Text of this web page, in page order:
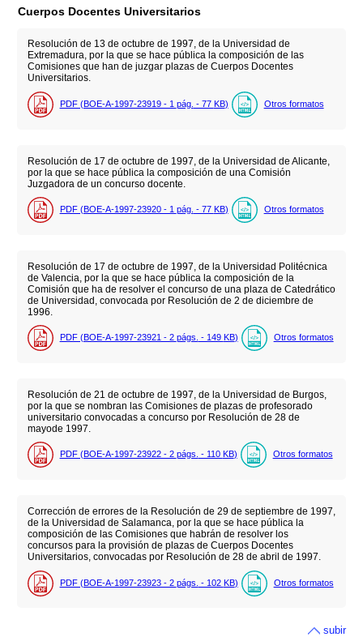
Cuerpos Docentes Universitarios
Resolución de 13 de octubre de 1997, de la Universidad de
Extremadura, por la que se hace pública la composición de las
Comisiones que han de juzgar plazas de Cuerpos Docentes
Universitarios.
PDF (BOE-A-1997-23919 - 1 pág. - 77 KB) Otros formatos
Resolución de 17 de octubre de 1997, de la Universidad de Alicante,
por la que se hace pública la composición de una Comisión
Juzgadora de un concurso docente.
PDF (BOE-A-1997-23920 - 1 pág. - 77 KB) Otros formatos
Resolución de 17 de octubre de 1997, de la Universidad Politécnica
de Valencia, por la que se hace pública la composición de la
Comisión que ha de resolver el concurso de una plaza de Catedrático
de Universidad, convocada por Resolución de 2 de diciembre de
1996.
PDF (BOE-A-1997-23921 - 2 págs. - 149 KB) Otros formatos
Resolución de 21 de octubre de 1997, de la Universidad de Burgos,
por la que se nombran las Comisiones de plazas de profesorado
universitario convocadas a concurso por Resolución de 28 de
mayode 1997.
PDF (BOE-A-1997-23922 - 2 págs. - 110 KB) Otros formatos
Corrección de errores de la Resolución de 29 de septiembre de 1997,
de la Universidad de Salamanca, por la que se hace pública la
composición de las Comisiones que habrán de resolver los
concursos para la provisión de plazas de Cuerpos Docentes
Universitarios, convocadas por Resolución de 28 de abril de 1997.
PDF (BOE-A-1997-23923 - 2 págs. - 102 KB) Otros formatos
subir